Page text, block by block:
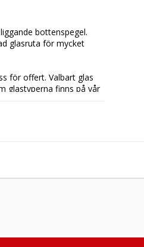
bottenspegel.
glasruta för mycket
för offert. Valbart glas
(härdat frostat glas) med härdat klarglas som standard. Ytterligare information om glastyperna finns på vår